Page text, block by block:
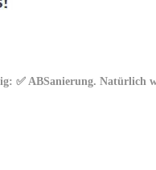
✅ ABSanierung. Natürlich